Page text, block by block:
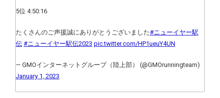
5位 4:50:16
たくさんのご声援誠にありがとうございました#ニューイヤー駅
伝 #ニューイヤー駅伝2023 pic.twitter.com/HP1ueuY4UN
— GMOインターネットグループ（陸上部） (@GMOrunningteam)
January 1, 2023